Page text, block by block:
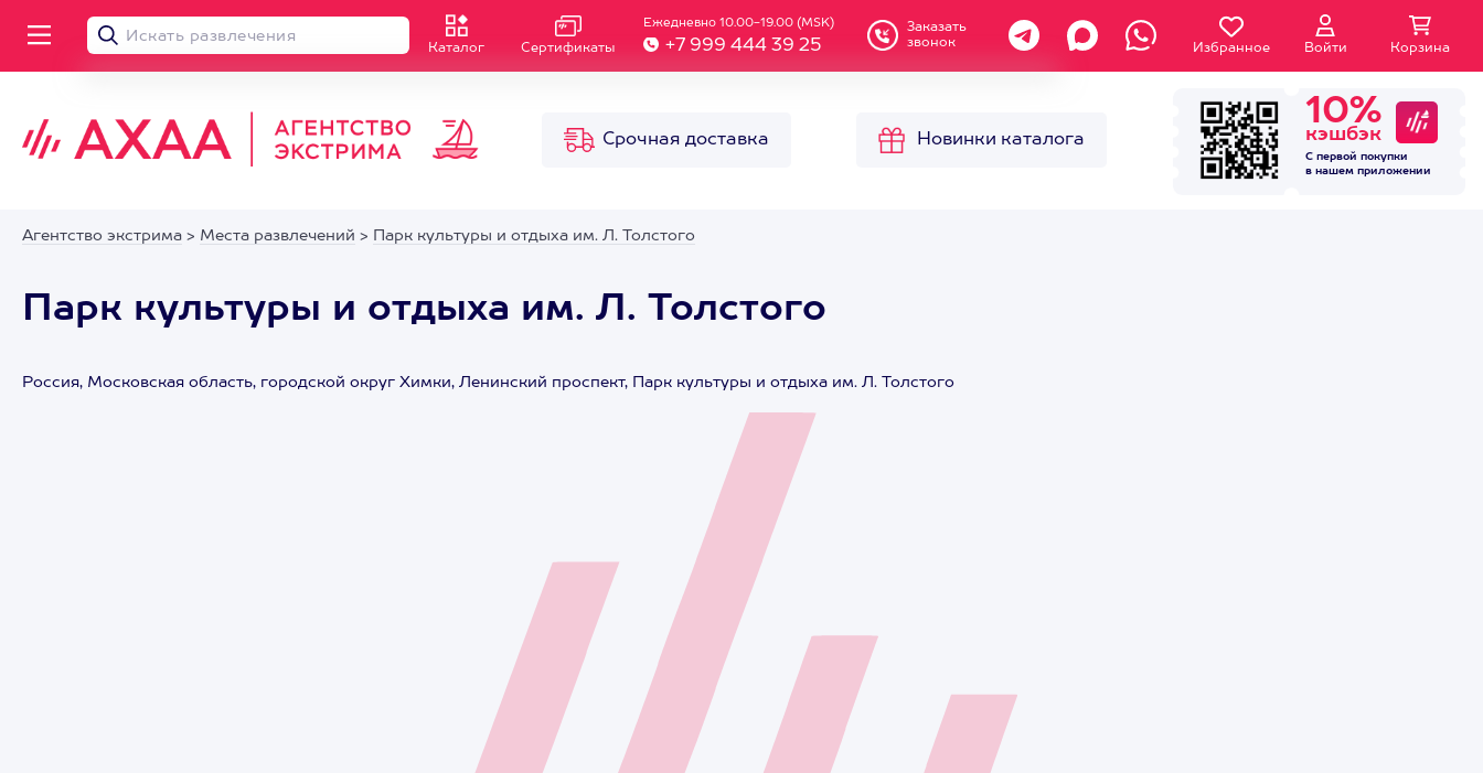
Каталог Сертификаты
Ежедневно 10.00-19.00 (MSK)
+7 999 444 39 25
Заказать
звонок
Избранное Войти Корзина
Срочная доставка Новинки каталога
10%
кэшбэк
С первой покупки
в нашем приложении
Агентство экстрима > Места развлечений > Парк культуры и отдыха им. Л. Толстого
Парк культуры и отдыха им. Л. Толстого
Россия, Московская область, городской округ Химки, Ленинский проспект, Парк культуры и отдыха им. Л. Толстого